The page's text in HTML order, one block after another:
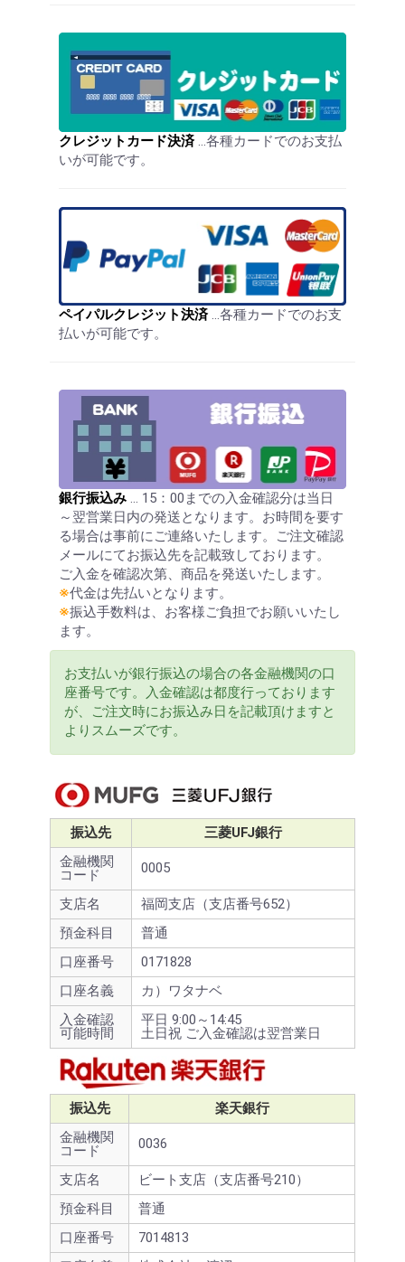
お買い物を続ける カートへ進む
クレジットカード決済…各種カードでのお支払
いが可能です。
ペイパルクレジット決済…各種カードでのお支
払いが可能です。
銀行振込み … 15：00までの入金確認分は当日
～翌営業日内の発送となります。お時間を要す
る場合は事前にご連絡いたします。ご注文確認
メールにてお振込先を記載致しております。
ご入金を確認次第、商品を発送いたします。
※代金は先払いとなります。
※振込手数料は、お客様ご負担でお願いいたし
ます。
お支払いが銀行振込の場合の各金融機関の口
座番号です。入金確認は都度行っております
が、ご注文時にお振込み日を記載頂けますと
よりスムーズです。
振込先
三菱UFJ銀行
金融機関
コード
0005
支店名
福岡支店（支店番号652）
預金科目
普通
口座番号
0171828
口座名義
カ）ワタナベ
入金確認
可能時間
平日 9:00～14:45
土日祝 ご入金確認は翌営業日
振込先
楽天銀行
金融機関
コード
0036
支店名
ビート支店（支店番号210）
預金科目
普通
口座番号
7014813